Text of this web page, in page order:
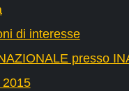
di interesse
presso